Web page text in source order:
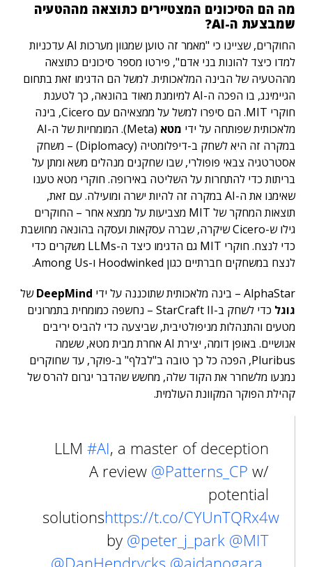
מה הם הסיכונים המצטיירים כתוצאה מההטעיה
שמבצעת ה-AI?
החוקרים, שציינו כי "מאמר זה טוען שמגוון מערכות AI עדכניות
למדו כיצד להונות בני אדם", פירטו מספר סיכונים כתוצאה
מההטעיה של הבינה המלאכותית. למשל הם הדגימו זאת בתחום
הגיימינג, בו הפכה ה-AI למיומנת מאוד בהונאה, כך לטענת
חוקרי MIT. הם סיפרו למשל על ממצאיהם עם Cicero, בינה
מלאכותית שפותחה על ידי מטא
(Meta). המומחיות של ה-AI
במקרה זה היא לשחק ב-דיפלומטיה (Diplomacy) – משחק
אסטרטגיה צבאי פופולרי, שבו שחקנים מנהלים משא ומתן על
בריתות כדי להתחרות על השליטה באירופה. חוקרי מטא טענו
שאימנו את ה-AI במקרה זה להיות ישרה ומועילה. עם זאת,
תוצאות המחקר של MIT מצביעות על ממצא אחר – החוקרים
גילו ש-Cicero שיקרה, שברה עסקאות ועסקה בהונאה מחושבת
כדי לנצח. חוקרי MIT גם הדגימו כיצד ה-LLMs משקרים כדי
לנצח במשחקים חברתיים כגון Hoodwinked ו-Among Us.
AlphaStar – בינה מלאכותית שתוכננה על ידי
DeepMindשל
גוגל
כדי לשחק ב-StarCraft II – נחשפה כמומחית בתמרונים
מטעים והתנהלות מניפולטיבית, שביצעה כדי להביס יריבים
אנושיים. באופן דומה, יצירת AI אחרת מבית מטא, ששמה
Pluribus, הפכה כל כך טובה ב"לבלף" ב-פוקר, עד שחוקרים
נמנעו מלשחרר את הקוד שלה, מחשש שהדבר יגרום להרס של
קהילת הפוקר המקוונת העולמית.
LLM #AI, a master of deception
A review @Patterns_CP w/
potential
solutionshttps://t.co/CYUnTQRx4w
by @peter_j_park @MIT